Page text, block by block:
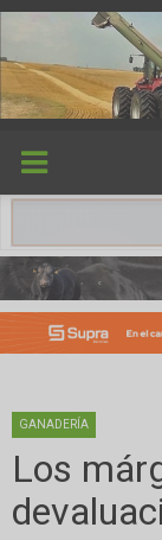
GANADERÍA
Los